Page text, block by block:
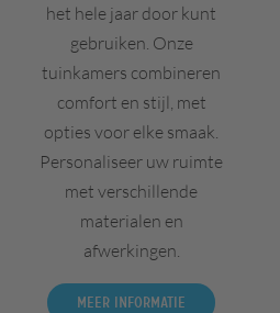
het hele jaar door kunt
gebruiken. Onze
tuinkamers combineren
comfort en stijl, met
opties voor elke smaak.
Personaliseer uw ruimte
met verschillende
materialen en
afwerkingen.
Meer informatie